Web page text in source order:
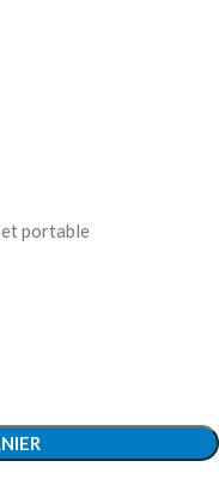
et portable